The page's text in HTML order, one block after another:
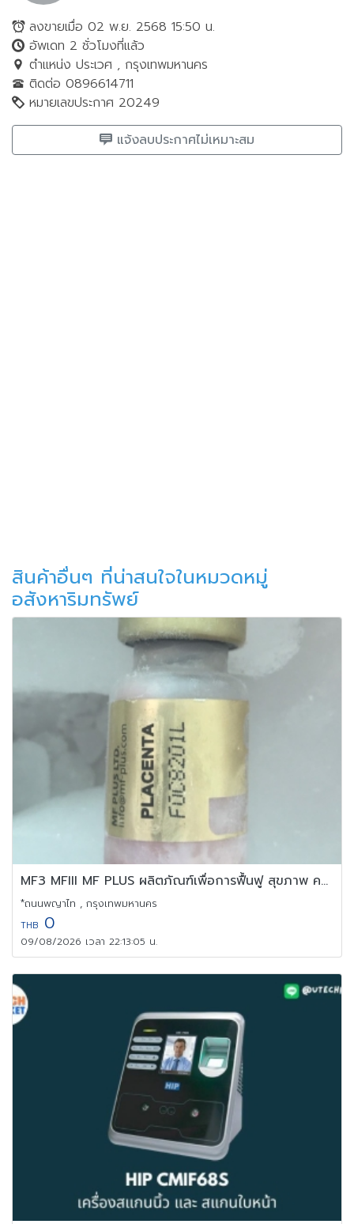
ลงขายเมื่อ 02 พ.ย. 2568 15:50 น.
อัพเดท 2 ชั่วโมงที่แล้ว
ตำแหน่ง ประเวศ , กรุงเทพมหานคร
ติดต่อ 0896614711
หมายเลขประกาศ 20249
แจ้งลบประกาศไม่เหมาะสม
สินค้าอื่นๆ ที่น่าสนใจในหมวดหมู่
อสังหาริมทรัพย์
MF3 MFIII MF PLUS ผลิตภัณฑ์เพื่อการฟื้นฟู สุขภาพ ความงาม
*ถนนพญาไท , กรุงเทพมหานคร
THB 0
09/08/2026 เวลา 22:13:05 น.